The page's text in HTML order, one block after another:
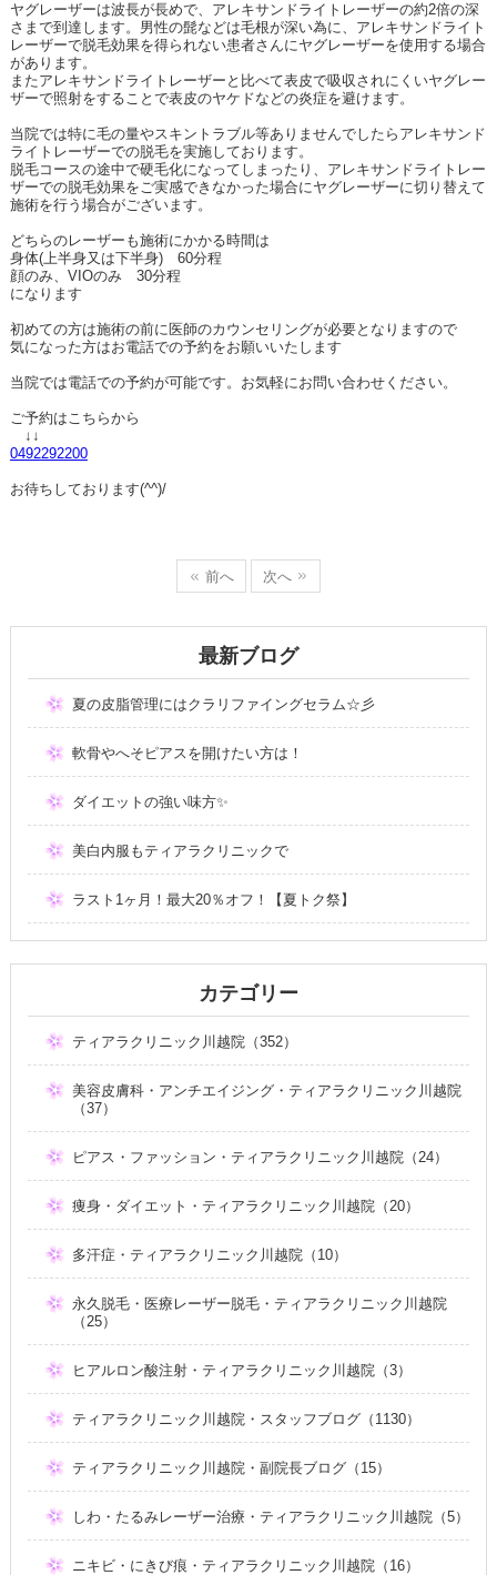
ヤグレーザーは波長が長めで、アレキサンドライトレーザーの約2倍の深
さまで到達します。男性の髭などは毛根が深い為に、アレキサンドライト
レーザーで脱毛効果を得られない患者さんにヤグレーザーを使用する場合
があります。
またアレキサンドライトレーザーと比べて表皮で吸収されにくいヤグレー
ザーで照射をすることで表皮のヤケドなどの炎症を避けます。
当院では特に毛の量やスキントラブル等ありませんでしたらアレキサンド
ライトレーザーでの脱毛を実施しております。
脱毛コースの途中で硬毛化になってしまったり、アレキサンドライトレー
ザーでの脱毛効果をご実感できなかった場合にヤグレーザーに切り替えて
施術を行う場合がございます。
どちらのレーザーも施術にかかる時間は
身体(上半身又は下半身) 60分程
顔のみ、VIOのみ 30分程
になります
初めての方は施術の前に医師のカウンセリングが必要となりますので
気になった方はお電話での予約をお願いいたします
当院では電話での予約が可能です。お気軽にお問い合わせください。
ご予約はこちらから
↓↓
0492292200
お待ちしております(^^)/
前へ 次へ
最新ブログ
夏の皮脂管理にはクラリファイングセラム☆彡
軟骨やへそピアスを開けたい方は！
ダイエットの強い味方✨
美白内服もティアラクリニックで
ラスト1ヶ月！最大20％オフ！【夏トク祭】
カテゴリー
ティアラクリニック川越院（352）
美容皮膚科・アンチエイジング・ティアラクリニック川越院
（37）
ピアス・ファッション・ティアラクリニック川越院（24）
痩身・ダイエット・ティアラクリニック川越院（20）
多汗症・ティアラクリニック川越院（10）
永久脱毛・医療レーザー脱毛・ティアラクリニック川越院
（25）
ヒアルロン酸注射・ティアラクリニック川越院（3）
ティアラクリニック川越院・スタッフブログ（1130）
ティアラクリニック川越院・副院長ブログ（15）
しわ・たるみレーザー治療・ティアラクリニック川越院（5）
ニキビ・にきび痕・ティアラクリニック川越院（16）